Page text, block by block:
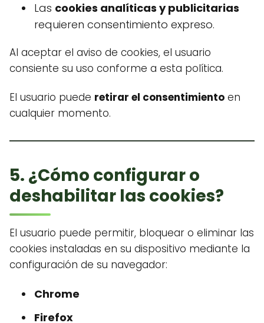
Las cookies analíticas y publicitarias
requieren consentimiento expreso.
Al aceptar el aviso de cookies, el usuario
consiente su uso conforme a esta política.
El usuario puede retirar el consentimiento en
cualquier momento.
5. ¿Cómo configurar o
deshabilitar las cookies?
El usuario puede permitir, bloquear o eliminar las
cookies instaladas en su dispositivo mediante la
configuración de su navegador:
Chrome
Firefox